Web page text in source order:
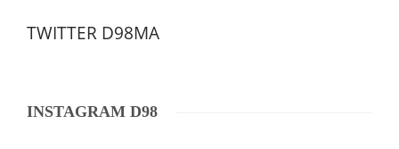
TWITTER D98MA
INSTAGRAM D98